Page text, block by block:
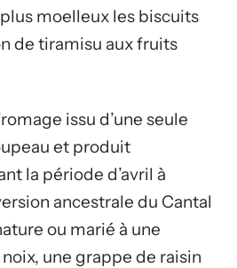
moelleux les biscuits
de tiramisu aux fruits
issu d’une seule
et produit
la période d’avril à
ancestrale du Cantal
ou marié à une
une grappe de raisin